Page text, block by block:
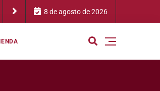
que nos van a dejar una semifinal para recordar»
8 de agosto de 2026